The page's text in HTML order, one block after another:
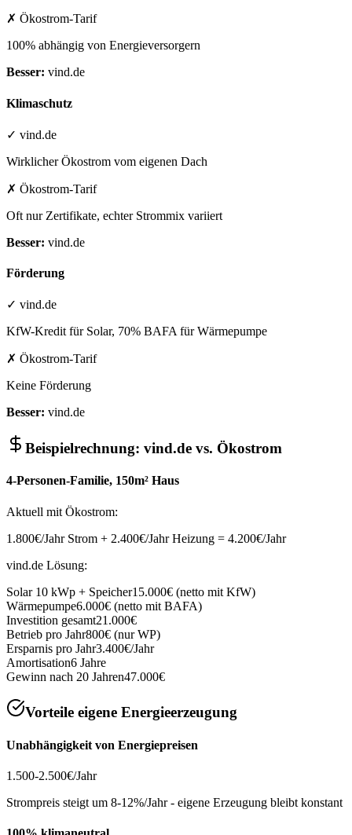
✗ Ökostrom-Tarif
100% abhängig von Energieversorgern
Besser: vind.de
Klimaschutz
✓ vind.de
Wirklicher Ökostrom vom eigenen Dach
✗ Ökostrom-Tarif
Oft nur Zertifikate, echter Strommix variiert
Besser: vind.de
Förderung
✓ vind.de
KfW-Kredit für Solar, 70% BAFA für Wärmepumpe
✗ Ökostrom-Tarif
Keine Förderung
Besser: vind.de
Beispielrechnung: vind.de vs. Ökostrom
4-Personen-Familie, 150m² Haus
Aktuell mit Ökostrom:
1.800€/Jahr Strom + 2.400€/Jahr Heizung = 4.200€/Jahr
vind.de Lösung:
Solar 10 kWp + Speicher15.000€ (netto mit KfW)
Wärmepumpe6.000€ (netto mit BAFA)
Investition gesamt21.000€
Betrieb pro Jahr800€ (nur WP)
Ersparnis pro Jahr3.400€/Jahr
Amortisation6 Jahre
Gewinn nach 20 Jahren47.000€
Vorteile eigene Energieerzeugung
Unabhängigkeit von Energiepreisen
1.500-2.500€/Jahr
Strompreis steigt um 8-12%/Jahr - eigene Erzeugung bleibt konstant